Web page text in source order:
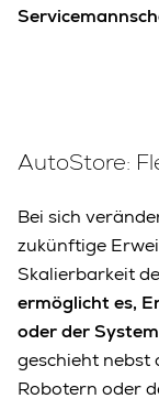
AutoStore:
Bei sich
zukünftige
Skalierbarkeit
ermöglicht es,
oder der
geschieht
Robotern oder